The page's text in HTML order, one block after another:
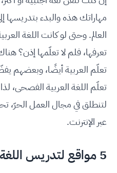
مهاراتك هذه والبدء
العالم. وحتى لو كانت اللغة
تعرفها، فلم لا تعلّمها إذن؟
تعلّم العربية أيضًا، وبعضهم
تعلّم اللغة العربية الفصحى،
لتنطلق في مجال العمل الحرّ،
عبر الإنترنت.
5 مواقع لتدريس اللغة العربية